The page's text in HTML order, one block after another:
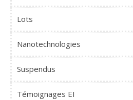
Lots
Nanotechnologies
Suspendus
Témoignages EI